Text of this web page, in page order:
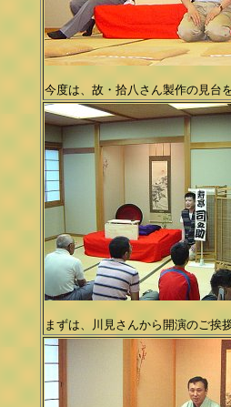
今度は、故・拾八さん製作の見台
まずは、川見さんから開演のご挨拶